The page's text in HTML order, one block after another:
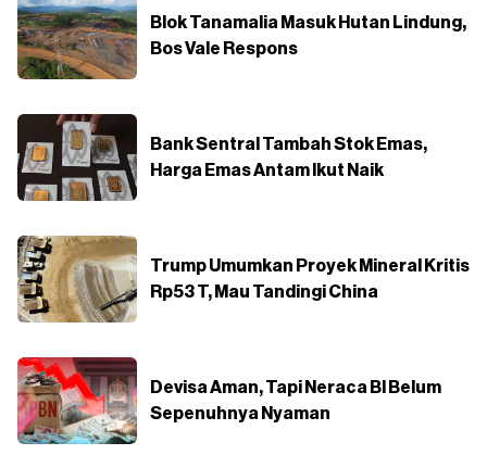
Blok Tanamalia Masuk Hutan Lindung,
Bos Vale Respons
Bank Sentral Tambah Stok Emas,
Harga Emas Antam Ikut Naik
Trump Umumkan Proyek Mineral Kritis
Rp53 T, Mau Tandingi China
Devisa Aman, Tapi Neraca BI Belum
Sepenuhnya Nyaman